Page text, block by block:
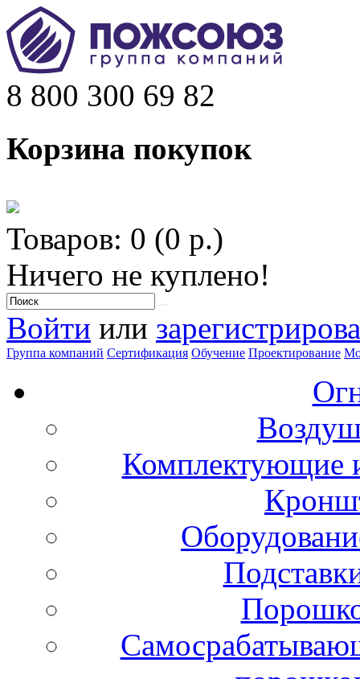
8 800 300 69 82
Корзина покупок
Товаров: 0 (0 р.)
Ничего не куплено!
Войти или
Группа компаний Сертификация Обучение Проектирование
Комплектующие